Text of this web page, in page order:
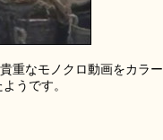
重なモノクロ動画をカラー
うです。